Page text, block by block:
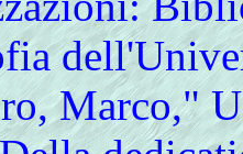
Marco,"